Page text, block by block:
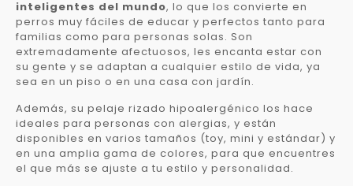
inteligentes del mundo, lo que los convierte en
perros muy fáciles de educar y perfectos tanto para
familias como para personas solas. Son
extremadamente afectuosos, les encanta estar con
su gente y se adaptan a cualquier estilo de vida, ya
sea en un piso o en una casa con jardín.
Además, su pelaje rizado hipoalergénico los hace
ideales para personas con alergias, y están
disponibles en varios tamaños (toy, mini y estándar) y
en una amplia gama de colores, para que encuentres
el que más se ajuste a tu estilo y personalidad.